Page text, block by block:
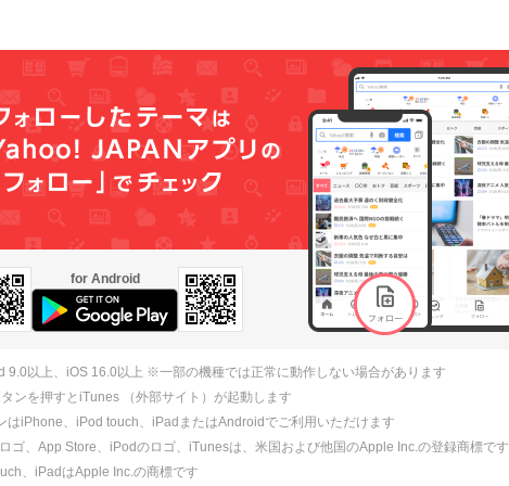
for Android
9.0以上、iOS 16.0以上 ※一部の機種では正常に動作しない場合があります
タンを押すとiTunes （外部サイト）が起動します
はiPhone、iPod touch、iPadまたはAndroidでご利用いただけます
ゴ、App Store、iPodのロゴ、iTunesは、米国および他国のApple Inc.の登録商標です
、iPadはApple Inc.の商標です